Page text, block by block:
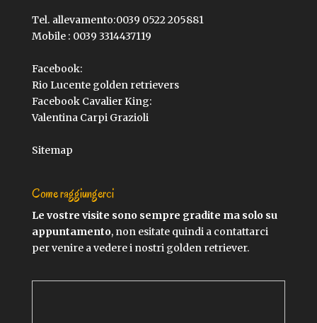
Tel. allevamento:0039 0522 205881
Mobile : 0039 3314437119
Facebook:
Rio Lucente golden retrievers
Facebook Cavalier King:
Valentina Carpi Grazioli
Sitemap
Come raggiungerci
Le vostre visite sono sempre gradite ma solo su
appuntamento, non esitate quindi a contattarci
per venire a vedere i nostri golden retriever.